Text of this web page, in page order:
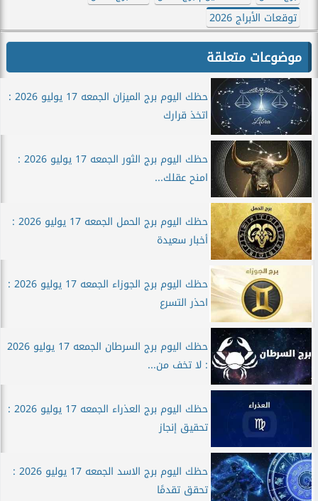
توقعات الأبراج 2026
موضوعات متعلقة
حظك اليوم برج الميزان الجمعه 17 يوليو 2026 :
اتخذ قرارك
حظك اليوم برج الثور الجمعه 17 يوليو 2026 :
امنح عقلك...
حظك اليوم برج الحمل الجمعه 17 يوليو 2026 :
أخبار سعيدة
حظك اليوم برج الجوزاء الجمعه 17 يوليو 2026 :
احذر التسرع
حظك اليوم برج السرطان الجمعه 17 يوليو 2026
: لا تخف من...
حظك اليوم برج العذراء الجمعه 17 يوليو 2026 :
تحقيق إنجاز
حظك اليوم برج الاسد الجمعه 17 يوليو 2026 :
تحقق تقدمًا